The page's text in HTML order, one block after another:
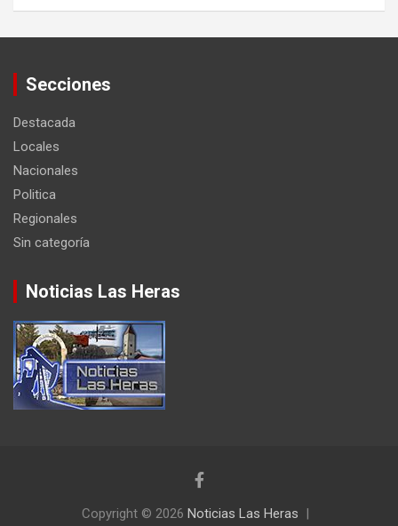
Secciones
Destacada
Locales
Nacionales
Politica
Regionales
Sin categoría
Noticias Las Heras
Copyright © 2026 Noticias Las Heras